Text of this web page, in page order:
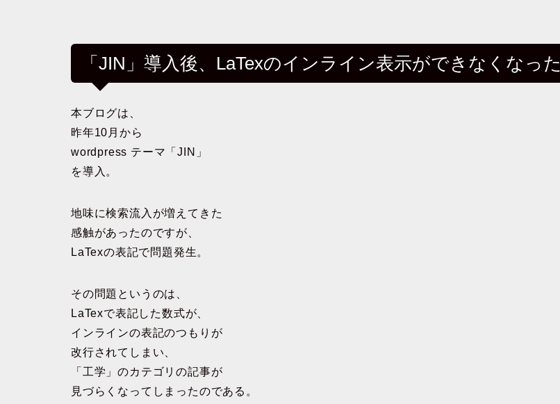
「JIN」導入後、LaTexのインライン表示ができなくなった
本ブログは、
昨年10月から
wordpress テーマ「JIN」
を導入。
地味に検索流入が増えてきた
感触があったのですが、
LaTexの表記で問題発生。
その問題というのは、
LaTexで表記した数式が、
インラインの表記のつもりが
改行されてしまい、
「工学」のカテゴリの記事が
見づらくなってしまったのである。